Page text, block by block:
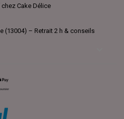
Cake Délice
(13004) – Retrait 2 h & conseils